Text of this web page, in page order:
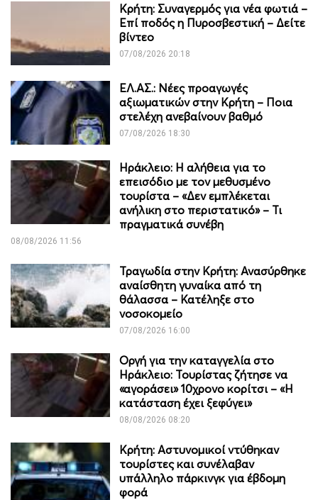
Κρήτη: Συναγερμός για νέα φωτιά –
Επί ποδός η Πυροσβεστική – Δείτε
βίντεο
07/08/2026 20:18
ΕΛ.ΑΣ.: Νέες προαγωγές
αξιωματικών στην Κρήτη – Ποια
στελέχη ανεβαίνουν βαθμό
07/08/2026 18:30
Ηράκλειο: Η αλήθεια για το
επεισόδιο με τον μεθυσμένο
τουρίστα – «Δεν εμπλέκεται
ανήλικη στο περιστατικό» – Τι
πραγματικά συνέβη
08/08/2026 11:56
Τραγωδία στην Κρήτη: Ανασύρθηκε
αναίσθητη γυναίκα από τη
θάλασσα – Κατέληξε στο
νοσοκομείο
07/08/2026 16:00
Οργή για την καταγγελία στο
Ηράκλειο: Τουρίστας ζήτησε να
«αγοράσει» 10χρονο κορίτσι – «Η
κατάσταση έχει ξεφύγει»
08/08/2026 08:20
Κρήτη: Αστυνομικοί ντύθηκαν
τουρίστες και συνέλαβαν
υπάλληλο πάρκινγκ για έβδομη
φορά